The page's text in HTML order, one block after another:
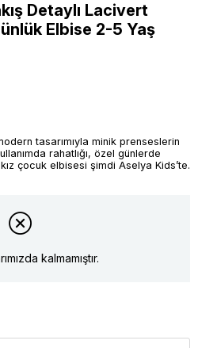
Detaylı Lacivert
Elbise 2-5 Yaş
tasarımıyla minik prenseslerin
rahatlığı, özel günlerde
çocuk elbisesi şimdi Aselya Kids’te.
kalmamıştır.